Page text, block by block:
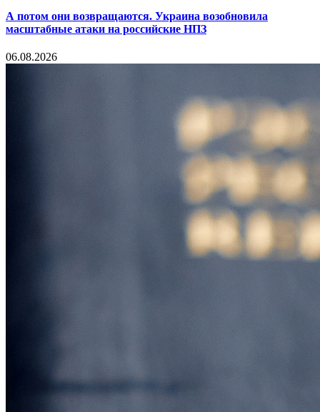
А потом они возвращаются. Украина возобновила
масштабные атаки на российские НПЗ
06.08.2026